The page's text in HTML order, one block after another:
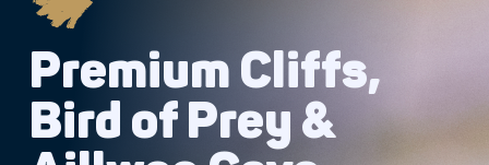
Premium Cliffs,
Bird of Prey &